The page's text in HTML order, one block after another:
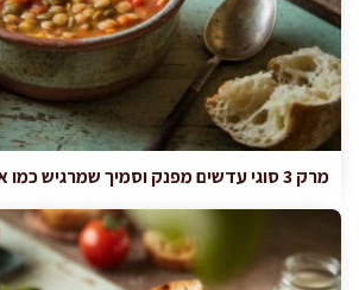
מרק 3 סוגי עדשים מפנק וסמיך שמרגיש כמו ארוחה